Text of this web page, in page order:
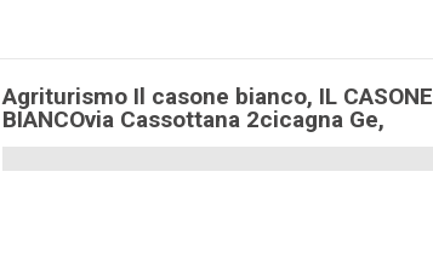
Agriturismo Il casone bianco, IL CASONE
BIANCOvia Cassottana 2cicagna Ge,